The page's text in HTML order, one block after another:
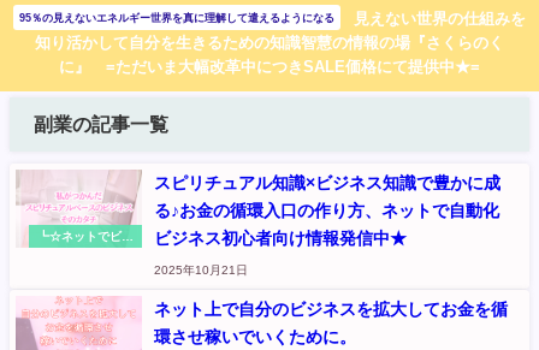
95％の見えないエネルギー世界を真に理解して遣えるようになる
見えない世界の仕組みを
知り活かして自分を生きるための知識智慧の情報の場『さくらのく
に』 =ただいま大幅改革中につきSALE価格にて提供中★=
副業の記事一覧
┗☆ネットでビジ
記事
スピリチュアル知識×ビジネス知識で豊かに成
る♪お金の循環入口の作り方、ネットで自動化
ビジネス初心者向け情報発信中★
2025年10月21日
ネット上で自分のビジネスを拡大してお金を循
環させ稼いでいくために。